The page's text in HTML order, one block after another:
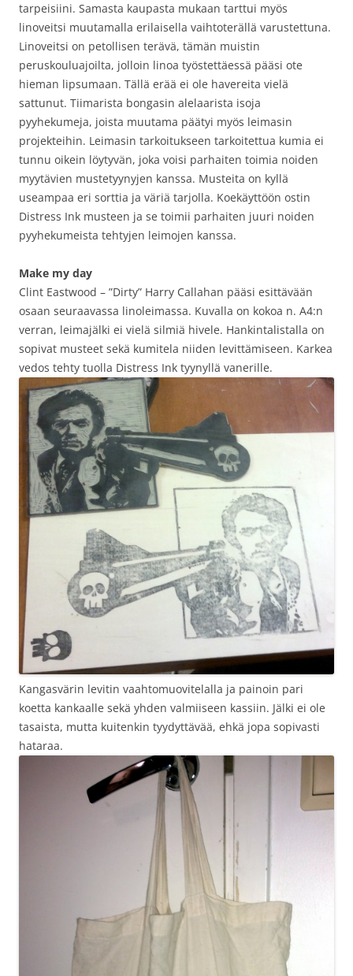
tarpeisiini. Samasta kaupasta mukaan tarttui myös
linoveitsi muutamalla erilaisella vaihtoterällä varustettuna.
Linoveitsi on petollisen terävä, tämän muistin
peruskouluajoilta, jolloin linoa työstettäessä pääsi ote
hieman lipsumaan. Tällä erää ei ole havereita vielä
sattunut. Tiimarista bongasin alelaarista isoja
pyyhekumeja, joista muutama päätyi myös leimasin
projekteihin. Leimasin tarkoitukseen tarkoitettua kumia ei
tunnu oikein löytyvän, joka voisi parhaiten toimia noiden
myytävien mustetyynyjen kanssa. Musteita on kyllä
useampaa eri sorttia ja väriä tarjolla. Koekäyttöön ostin
Distress Ink musteen ja se toimii parhaiten juuri noiden
pyyhekumeista tehtyjen leimojen kanssa.
Make my day
Clint Eastwood – ”Dirty” Harry Callahan pääsi esittävään
osaan seuraavassa linoleimassa. Kuvalla on kokoa n. A4:n
verran, leimajälki ei vielä silmiä hivele. Hankintalistalla on
sopivat musteet sekä kumitela niiden levittämiseen. Karkea
vedos tehty tuolla Distress Ink tyynyllä vanerille.
Kangasvärin levitin vaahtomuovitelalla ja painoin pari
koetta kankaalle sekä yhden valmiiseen kassiin. Jälki ei ole
tasaista, mutta kuitenkin tyydyttävää, ehkä jopa sopivasti
hataraa.